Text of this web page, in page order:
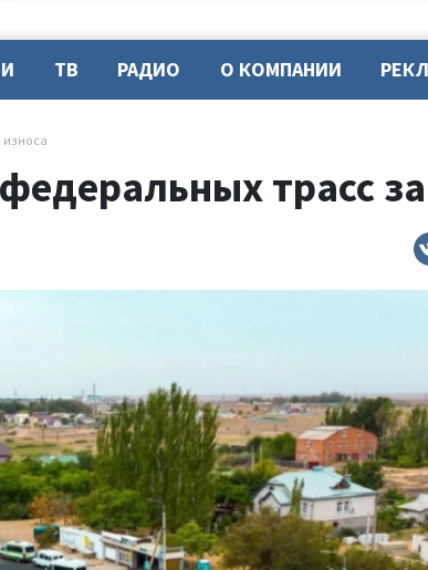
ТВ РАДИО О КОМПАНИИ
износа
трасс